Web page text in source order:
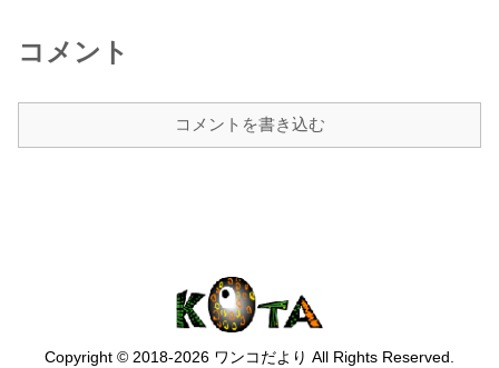
コメント
コメントを書き込む
Copyright © 2018-2026 ワンコだより All Rights Reserved.